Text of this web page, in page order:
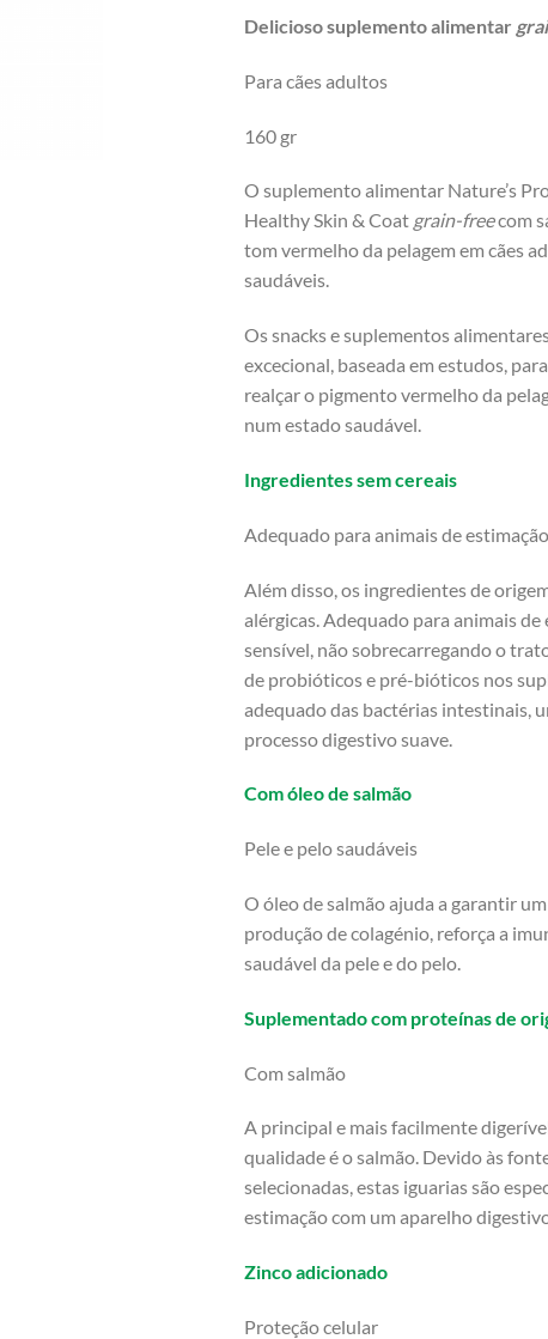
Delicioso suplemento alimentar
Para cães adultos
160 gr
O suplemento alimentar Nature’s
Healthy Skin & Coat grain-freecom
tom vermelho da pelagem em cães
saudáveis.
Os snacks e suplementos
excecional, baseada em estudos,
realçar o pigmento vermelho da
num estado saudável.
Ingredientes sem cereais
Adequado para animais de
Além disso, os ingredientes de
alérgicas. Adequado para animais
sensível, não sobrecarregando o
de probióticos e pré-bióticos nos
adequado das bactérias intestinais,
processo digestivo suave.
Com óleo de salmão
Pele e pelo saudáveis
O óleo de salmão ajuda a garantir
produção de colagénio, reforça a
saudável da pele e do pelo.
Suplementado com proteínas de
Com salmão
A principal e mais facilmente
qualidade é o salmão. Devido às
selecionadas, estas iguarias são
estimação com um aparelho
Zinco adicionado
Proteção celular